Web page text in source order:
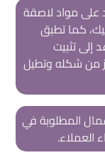
على مواد لاصقة
كما تطبق
إلى تثبيت
من شكله وتطيل
المطلوبة في
العملاء.